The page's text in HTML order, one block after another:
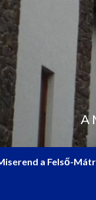
A
a Felső-